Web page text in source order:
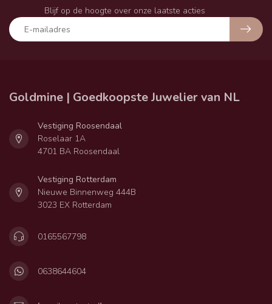
Blijf op de hoogte over onze laatste acties
Goldmine | Goedkoopste Juwelier van NL
Vestiging Roosendaal
Roselaar 1A
4701 BA Roosendaal
Vestiging Rotterdam
Nieuwe Binnenweg 444B
3023 EX Rotterdam
0165567798
0638644604